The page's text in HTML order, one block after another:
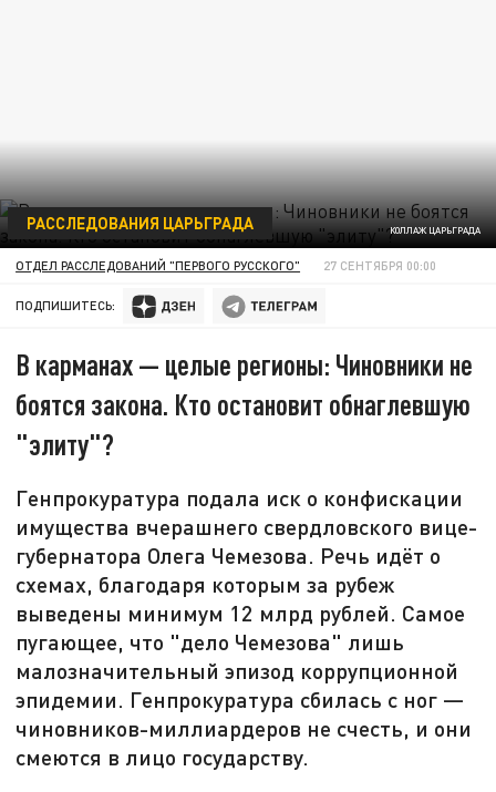
КОЛЛАЖ ЦАРЬГРАДА
РАССЛЕДОВАНИЯ ЦАРЬГРАДА
ОТДЕЛ РАССЛЕДОВАНИЙ "ПЕРВОГО РУССКОГО" 27 СЕНТЯБРЯ 00:00
ПОДПИШИТЕСЬ:
В карманах — целые регионы: Чиновники не
боятся закона. Кто остановит обнаглевшую
"элиту"?
Генпрокуратура подала иск о конфискации
имущества вчерашнего свердловского вице-
губернатора Олега Чемезова. Речь идёт о
схемах, благодаря которым за рубеж
выведены минимум 12 млрд рублей. Самое
пугающее, что "дело Чемезова" лишь
малозначительный эпизод коррупционной
эпидемии. Генпрокуратура сбилась с ног —
чиновников-миллиардеров не счесть, и они
смеются в лицо государству.